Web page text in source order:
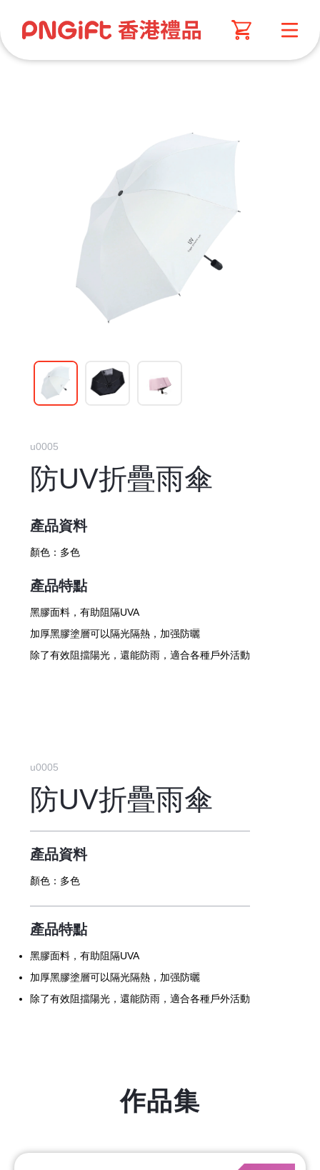
u0005
防UV折疊雨傘
產品資料
顏色： 多色
產品特點
黑膠面料，有助阻隔UVA
加厚黑膠塗層可以隔光隔熱，加强防曬
除了有效阻擋陽光，還能防雨，適合各種戶外活動
u0005
防UV折疊雨傘
產品資料
顏色： 多色
產品特點
黑膠面料，有助阻隔UVA
加厚黑膠塗層可以隔光隔熱，加强防曬
除了有效阻擋陽光，還能防雨，適合各種戶外活動
作品集